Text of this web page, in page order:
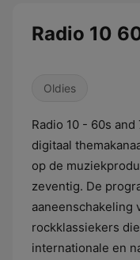
Radio 10
Oldies
Radio 10 - 60s
digitaal
op de
zeventig. De
aaneenschakeling
rockklassiekers
internationale en